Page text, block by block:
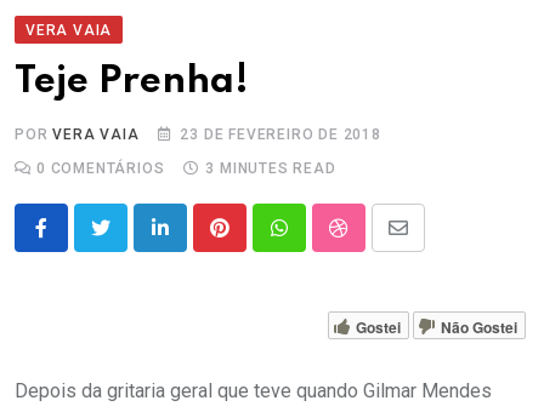
VERA VAIA
Teje Prenha!
PORVERA VAIA
23 DE FEVEREIRO DE 2018
0 COMENTÁRIOS 3 MINUTES READ
LinkedInPinterestWhatsappStumbleUpon
Share
Email
Gostei Não Gostei
Depois da gritaria geral que teve quando Gilmar Mendes